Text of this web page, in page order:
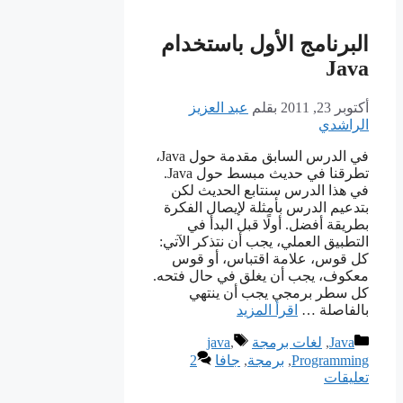
البرنامج الأول باستخدام
Java
أكتوبر 23, 2011 بقلم عبد العزيز
الراشدي
في الدرس السابق مقدمة حول Java،
تطرقنا في حديث مبسط حول Java.
في هذا الدرس سنتابع الحديث لكن
بتدعيم الدرس بأمثلة لإيصال الفكرة
بطريقة أفضل. أولًا قبل البدأ في
التطبيق العملي، يجب أن نتذكر الآتي:
كل قوس، علامة اقتباس، أو قوس
معكوف، يجب أن يغلق في حال فتحه.
كل سطر برمجي يجب أن ينتهي
بالفاصلة … اقرأ المزيد
التصنيفات
Java
, لغات برمجة الوسوم
java,
Programming
, برمجة, جافا
2
تعليقات